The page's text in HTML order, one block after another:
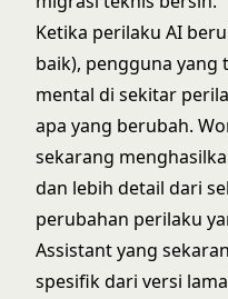
Ketika perilaku AI
baik), pengguna
mental di sekitar
apa yang berubah.
sekarang
dan lebih detail dari
perubahan perilaku
Assistant yang
spesifik dari versi